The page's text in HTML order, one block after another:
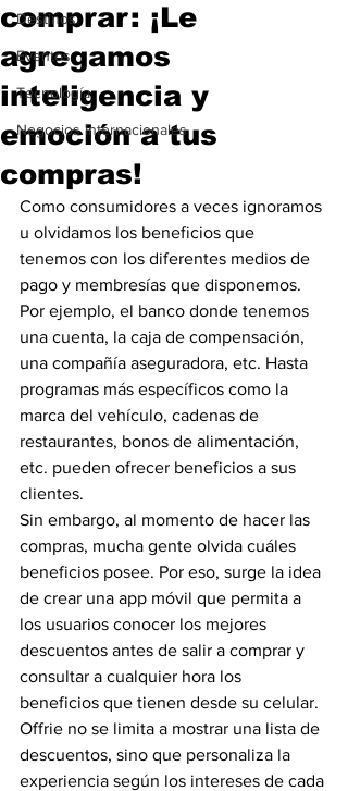
Destinos
Eventos
Tecnología
Negocios Internacionales
comprar: ¡Le
agregamos
inteligencia y
emoción a tus
compras!
Como consumidores a veces ignoramos
u olvidamos los beneficios que
tenemos con los diferentes medios de
pago y membresías que disponemos.
Por ejemplo, el banco donde tenemos
una cuenta, la caja de compensación,
una compañía aseguradora, etc. Hasta
programas más específicos como la
marca del vehículo, cadenas de
restaurantes, bonos de alimentación,
etc. pueden ofrecer beneficios a sus
clientes.
Sin embargo, al momento de hacer las
compras, mucha gente olvida cuáles
beneficios posee. Por eso, surge la idea
de crear una app móvil que permita a
los usuarios conocer los mejores
descuentos antes de salir a comprar y
consultar a cualquier hora los
beneficios que tienen desde su celular.
Offrie no se limita a mostrar una lista de
descuentos, sino que personaliza la
experiencia según los intereses de cada